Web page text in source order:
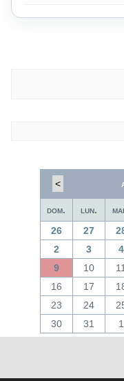
<
dom. lun.
26
27
2
3 4
9
10 11
16
17
23
24
30
31 1